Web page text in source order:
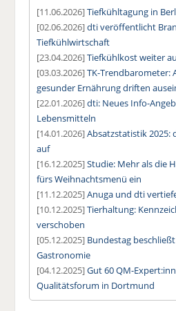
[11.06.2026]Tiefkühltagung in
[02.06.2026]dti veröffentlicht
Tiefkühlwirtschaft
[23.04.2026]Tiefkühlkost weiter
[03.03.2026]TK-Trendbarometer:
gesunder Ernährung driften
[22.01.2026]dti: Neues Info-
Lebensmitteln
[14.01.2026]Absatzstatistik 2025:
auf
[16.12.2025]Studie: Mehr als die
fürs Weihnachtsmenü ein
[11.12.2025]Anuga und dti
[10.12.2025]Tierhaltung:
verschoben
[05.12.2025] Bundestag
Gastronomie
[04.12.2025]Gut 60 QM-
Qualitätsforum in Dortmund